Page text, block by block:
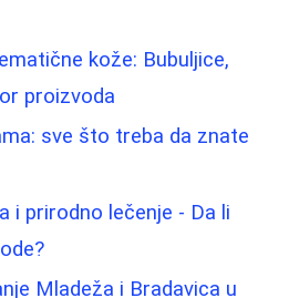
kože: Bubuljice,
proizvoda
sve što treba da znate
i prirodno lečenje - Da li
Mladeža i Bradavica u